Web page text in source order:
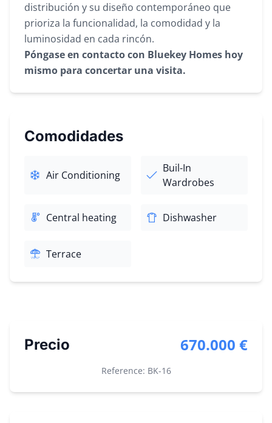
distribución y su diseño contemporáneo que
prioriza la funcionalidad, la comodidad y la
luminosidad en cada rincón.
Póngase en contacto con Bluekey Homes hoy
mismo para concertar una visita.
Comodidades
Air Conditioning
Buil-In
Wardrobes
Central heating Dishwasher
Terrace
Precio 670.000 €
Reference: BK-16